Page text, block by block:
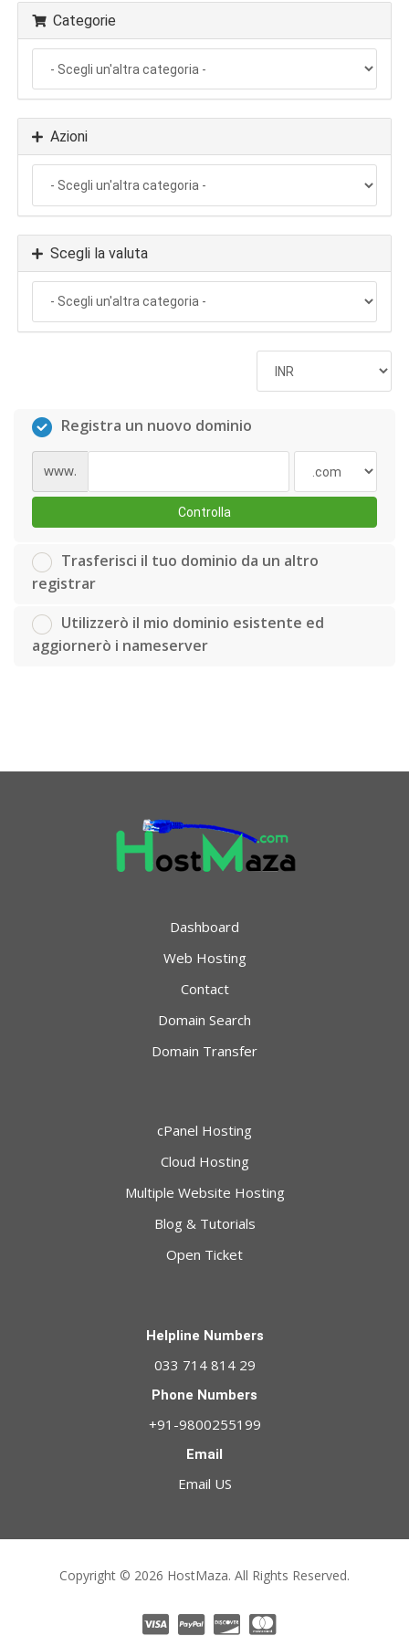
Categorie
Azioni
Scegli la valuta
Registra un nuovo dominio
www.
Controlla
Trasferisci il tuo dominio da un altro
registrar
Utilizzerò il mio dominio esistente ed
aggiornerò i nameserver
Dashboard
Web Hosting
Contact
Domain Search
Domain Transfer
cPanel Hosting
Cloud Hosting
Multiple Website Hosting
Blog & Tutorials
Open Ticket
Helpline Numbers
033 714 814 29
Phone Numbers
+91-9800255199
Email
Email US
Copyright © 2026 HostMaza. All Rights Reserved.